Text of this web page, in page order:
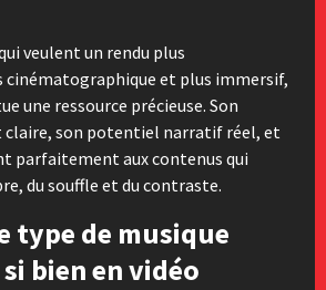
veulent un rendu plus
cinématographique et plus immersif,
une ressource précieuse. Son
claire, son potentiel narratif réel, et
parfaitement aux contenus qui
du souffle et du contraste.
type de musique
bien en vidéo